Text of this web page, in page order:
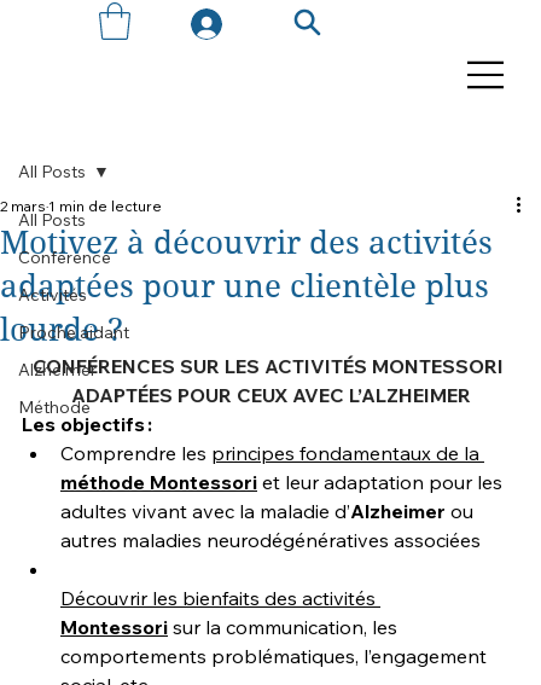
All Posts
Conférence
Activités
Proche aidant
Alzheimer
Méthode
All Posts
Motivez à découvrir des activités
adaptées pour une clientèle plus
lourde ?
2 mars 1 min de lecture
CONFÉRENCES SUR LES ACTIVITÉS MONTESSORI
ADAPTÉES POUR CEUX AVEC L’ALZHEIMER
Les objectifs :
Comprendre les principes fondamentaux de la
méthode Montessori et leur adaptation pour les
adultes vivant avec la maladie d’Alzheimer ou
autres maladies neurodégénératives associées
Découvrir les bienfaits des activités
Montessori sur la communication, les
comportements problématiques, l’engagement